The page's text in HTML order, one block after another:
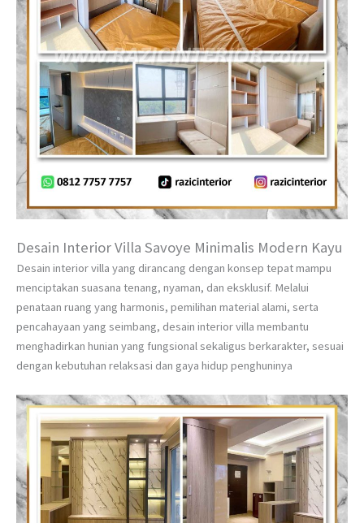
Desain Interior Villa Savoye Minimalis Modern Kayu
Desain interior villa yang dirancang dengan konsep tepat mampu
menciptakan suasana tenang, nyaman, dan eksklusif. Melalui
penataan ruang yang harmonis, pemilihan material alami, serta
pencahayaan yang seimbang, desain interior villa membantu
menghadirkan hunian yang fungsional sekaligus berkarakter, sesuai
dengan kebutuhan relaksasi dan gaya hidup penghuninya